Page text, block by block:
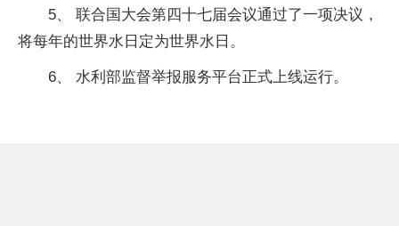
5、 联合国大会第四十七届会议通过了一项决议，
将每年的世界水日定为世界水日。
6、 水利部监督举报服务平台正式上线运行。